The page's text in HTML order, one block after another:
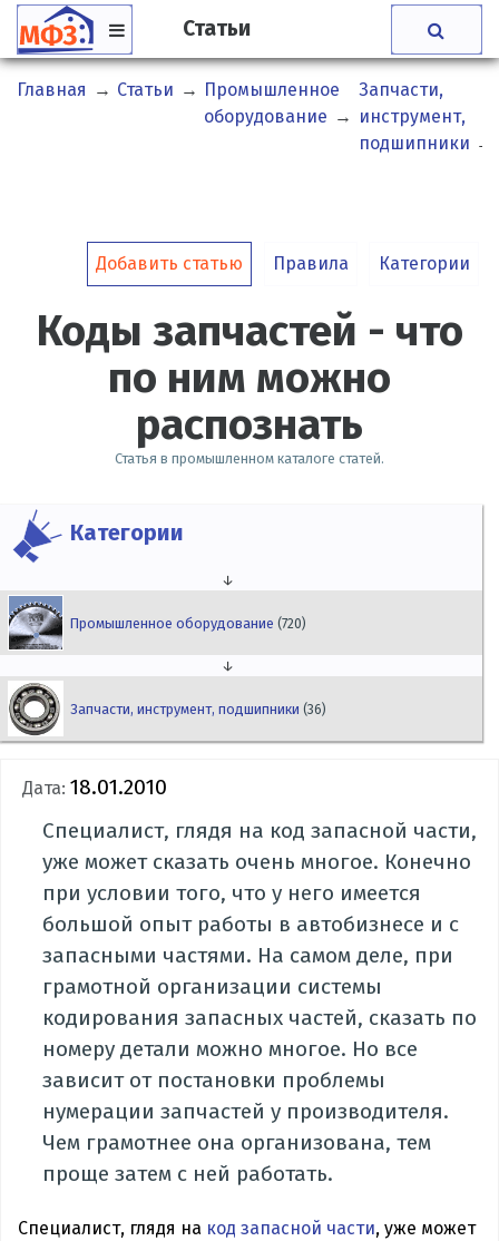
Статьи
Главная → Статьи → Промышленное
оборудование →
Запчасти,
инструмент,
подшипники →
Добавить статью Правила Категории
Коды запчастей - что
по ним можно
распознать
Статья в промышленном каталоге статей.
Категории
↓
Промышленное оборудование(720)
↓
Запчасти, инструмент, подшипники(36)
Дата: 18.01.2010
Cпециалист, глядя на код запасной части,
уже может сказать очень многое. Конечно
при условии того, что у него имеется
большой опыт работы в автобизнесе и с
запасными частями. На самом деле, при
грамотной организации системы
кодирования запасных частей, сказать по
номеру детали можно многое. Но все
зависит от постановки проблемы
нумерации запчастей у производителя.
Чем грамотнее она организована, тем
проще затем с ней работать.
Cпециалист, глядя на код запасной части, уже может